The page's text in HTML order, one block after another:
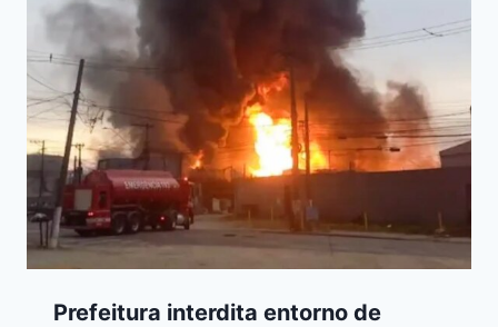
Prefeitura interdita entorno de